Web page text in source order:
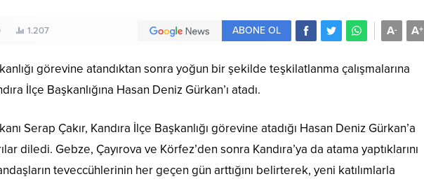
1.207 A+
A-
ABONE OL
görevine atandıktan sonra yoğun bir şekilde teşkilatlanma çalışmalarına
İlçe Başkanlığına Hasan Deniz Gürkan’ı atadı.
Serap Çakır, Kandıra İlçe Başkanlığı görevine atadığı Hasan Deniz Gürkan’a
diledi. Gebze, Çayırova ve Körfez’den sonra Kandıra’ya da atama yaptıklarını
teveccühlerinin her geçen gün arttığını belirterek, yeni katılımlarla